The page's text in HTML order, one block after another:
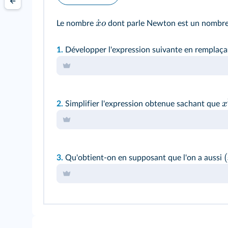
Le nombre x
˙o dont parle Newton est un
1. Développer l'expression suivante en
2. Simplifier l'expression obtenue sachant que x
3. Qu'obtient-on en supposant que l'on a aussi (